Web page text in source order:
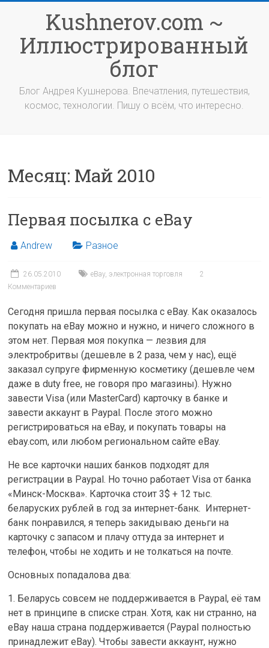
содержимомуKushnerov.com ~
Иллюстрированный
блог
Блог Андрея Кушнерова. Впечатления, путешествия,
космос, технологии. Пишу о всём, что интересно.
Месяц: Май 2010
Первая посылка с eBay
Andrew Разное
26.05.2010 eBay, электронная торговля
2
Комментариев
Сегодня пришла первая посылка с eBay. Как оказалось
покупать на eBay можно и нужно, и ничего сложного в
этом нет. Первая моя покупка — лезвия для
электробритвы (дешевле в 2 раза, чем у нас), ещё
заказал супруге фирменную косметику (дешевле чем
даже в duty free, не говоря про магазины). Нужно
завести Visa (или MasterCard) карточку в банке и
завести аккаунт в Paypal. После этого можно
регистрироваться на eBay, и покупать товары на
ebay.com, или любом региональном сайте eBay.
Не все карточки наших банков подходят для
регистрации в Paypal. Но точно работает Visa от банка
«Минск-Москва». Карточка стоит 3$ + 12 тыс.
беларуских рублей в год за интернет-банк. Интернет-
банк понравился, я теперь закидываю деньги на
карточку с запасом и плачу оттуда за интернет и
телефон, чтобы не ходить и не толкаться на почте.
Основных попадалова два:
1. Беларусь совсем не поддерживается в Paypal, её там
нет в принципе в списке стран. Хотя, как ни странно, на
eBay наша страна поддерживается (Paypal полностью
принадлежит eBay). Чтобы завести аккаунт, нужно